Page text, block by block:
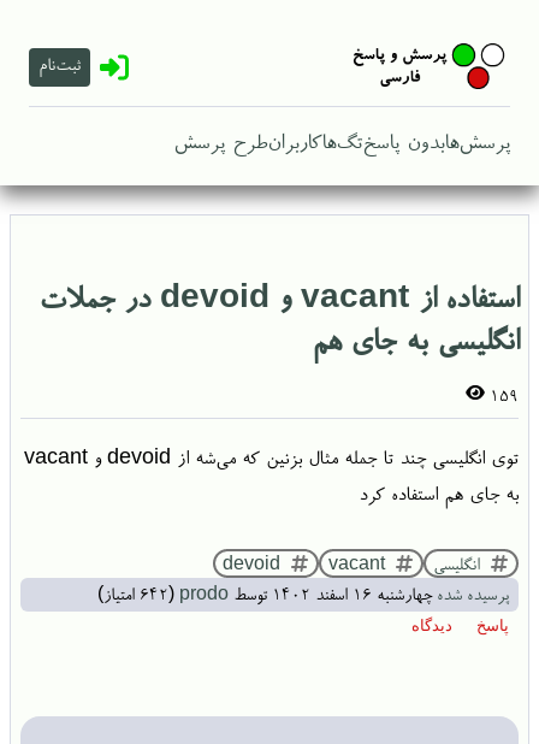
ثبت‌نام
پرسش‌هابدون پاسختگ‌هاکاربرانطرح پرسش
استفاده از vacant و devoid در جملات
انگلیسی به جای هم
159
توی انگلیسی چند تا جمله مثال بزنین که می‌شه از devoid و vacant
به جای هم استفاده کرد
انگلیسی vacant
devoid
پرسیده شده چهارشنبه ۱۶ اسفند ۱۴۰۲ توسط prodo
(
642 امتیاز)